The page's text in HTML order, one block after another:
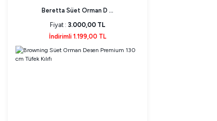
Beretta Süet Orman D ...
Fiyat : 3.000,00 TL
İndirimli 1.199,00 TL